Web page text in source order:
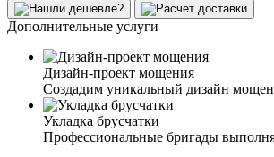
Дополнительные услуги
Дизайн-проект мощения
Создадим уникальный дизайн
Укладка брусчатки
Профессиональные бригады